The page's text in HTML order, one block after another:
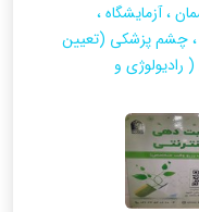
، آزمایشگاه ،
، چشم پزشکی (تعیین
رادیولوژی و